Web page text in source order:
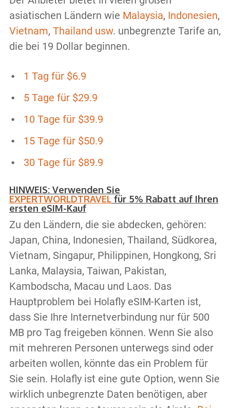
asiatischen Ländern wie Malaysia, Indonesien,
Vietnam, Thailand usw. unbegrenzte Tarife an,
die bei 19 Dollar beginnen.
1 Tag für $6.9
5 Tage für $29.9
10 Tage für $39.9
15 Tage für $50.9
30 Tage für $89.9
HINWEIS: Verwenden Sie
EXPERTWORLDTRAVELfür 5% Rabatt auf Ihren
ersten eSIM-Kauf
Zu den Ländern, die sie abdecken, gehören:
Japan, China, Indonesien, Thailand, Südkorea,
Vietnam, Singapur, Philippinen, Hongkong, Sri
Lanka, Malaysia, Taiwan, Pakistan,
Kambodscha, Macau und Laos. Das
Hauptproblem bei Holafly eSIM-Karten ist,
dass Sie Ihre Internetverbindung nur für 500
MB pro Tag freigeben können. Wenn Sie also
mit mehreren Personen unterwegs sind oder
arbeiten wollen, könnte das ein Problem für
Sie sein. Holafly ist eine gute Option, wenn Sie
wirklich unbegrenzte Daten benötigen, aber